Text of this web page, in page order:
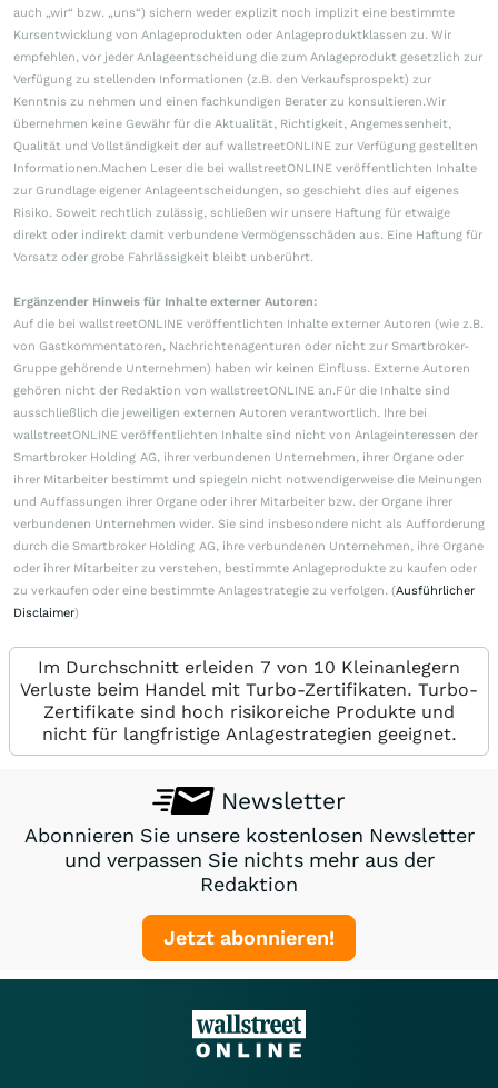
auch „wir“ bzw. „uns“) sichern weder explizit noch implizit eine bestimmte
Kursentwicklung von Anlageprodukten oder Anlageproduktklassen zu. Wir
empfehlen, vor jeder Anlageentscheidung die zum Anlageprodukt gesetzlich zur
Verfügung zu stellenden Informationen (z.B. den Verkaufsprospekt) zur
Kenntnis zu nehmen und einen fachkundigen Berater zu konsultieren.Wir
übernehmen keine Gewähr für die Aktualität, Richtigkeit, Angemessenheit,
Qualität und Vollständigkeit der auf wallstreetONLINE zur Verfügung gestellten
Informationen.Machen Leser die bei wallstreetONLINE veröffentlichten Inhalte
zur Grundlage eigener Anlageentscheidungen, so geschieht dies auf eigenes
Risiko. Soweit rechtlich zulässig, schließen wir unsere Haftung für etwaige
direkt oder indirekt damit verbundene Vermögensschäden aus. Eine Haftung für
Vorsatz oder grobe Fahrlässigkeit bleibt unberührt.
Ergänzender Hinweis für Inhalte externer Autoren:
Auf die bei wallstreetONLINE veröffentlichten Inhalte externer Autoren (wie z.B.
von Gastkommentatoren, Nachrichtenagenturen oder nicht zur Smartbroker-
Gruppe gehörende Unternehmen) haben wir keinen Einfluss. Externe Autoren
gehören nicht der Redaktion von wallstreetONLINE an.Für die Inhalte sind
ausschließlich die jeweiligen externen Autoren verantwortlich. Ihre bei
wallstreetONLINE veröffentlichten Inhalte sind nicht von Anlageinteressen der
Smartbroker Holding AG, ihrer verbundenen Unternehmen, ihrer Organe oder
ihrer Mitarbeiter bestimmt und spiegeln nicht notwendigerweise die Meinungen
und Auffassungen ihrer Organe oder ihrer Mitarbeiter bzw. der Organe ihrer
verbundenen Unternehmen wider. Sie sind insbesondere nicht als Aufforderung
durch die Smartbroker Holding AG, ihre verbundenen Unternehmen, ihre Organe
oder ihrer Mitarbeiter zu verstehen, bestimmte Anlageprodukte zu kaufen oder
zu verkaufen oder eine bestimmte Anlagestrategie zu verfolgen. (Ausführlicher
Disclaimer)
Im Durchschnitt erleiden 7 von 10 Kleinanlegern
Verluste beim Handel mit Turbo-Zertifikaten. Turbo-
Zertifikate sind hoch risikoreiche Produkte und
nicht für langfristige Anlagestrategien geeignet.
Newsletter
Abonnieren Sie unsere kostenlosen Newsletter
und verpassen Sie nichts mehr aus der
Redaktion
Jetzt abonnieren!